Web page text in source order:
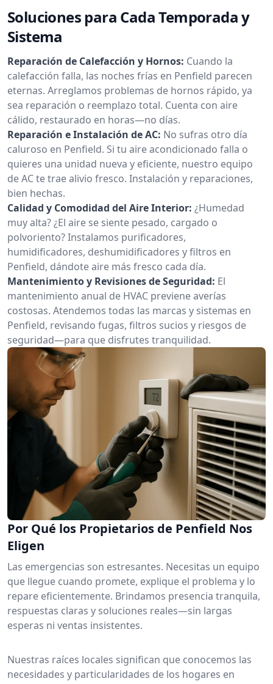
Soluciones para Cada Temporada y
Sistema
Reparación de Calefacción y Hornos: Cuando la
calefacción falla, las noches frías en Penfield parecen
eternas. Arreglamos problemas de hornos rápido, ya
sea reparación o reemplazo total. Cuenta con aire
cálido, restaurado en horas—no días.
Reparación e Instalación de AC: No sufras otro día
caluroso en Penfield. Si tu aire acondicionado falla o
quieres una unidad nueva y eficiente, nuestro equipo
de AC te trae alivio fresco. Instalación y reparaciones,
bien hechas.
Calidad y Comodidad del Aire Interior: ¿Humedad
muy alta? ¿El aire se siente pesado, cargado o
polvoriento? Instalamos purificadores,
humidificadores, deshumidificadores y filtros en
Penfield, dándote aire más fresco cada día.
Mantenimiento y Revisiones de Seguridad: El
mantenimiento anual de HVAC previene averías
costosas. Atendemos todas las marcas y sistemas en
Penfield, revisando fugas, filtros sucios y riesgos de
seguridad—para que disfrutes tranquilidad.
Por Qué los Propietarios de Penfield Nos
Eligen
Las emergencias son estresantes. Necesitas un equipo
que llegue cuando promete, explique el problema y lo
repare eficientemente. Brindamos presencia tranquila,
respuestas claras y soluciones reales—sin largas
esperas ni ventas insistentes.
Nuestras raíces locales significan que conocemos las
necesidades y particularidades de los hogares en